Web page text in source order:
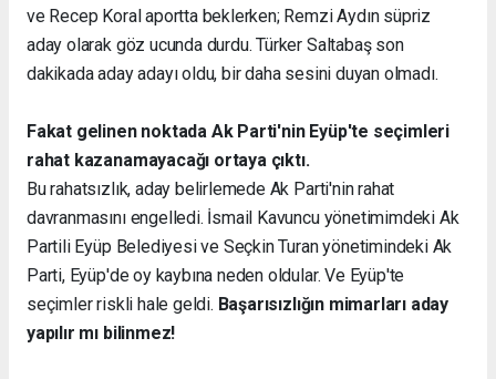
ve Recep Koral aportta beklerken; Remzi Aydın süpriz
aday olarak göz ucunda durdu. Türker Saltabaş son
dakikada aday adayı oldu, bir daha sesini duyan olmadı.
Fakat gelinen noktada Ak Parti'nin Eyüp'te seçimleri
rahat kazanamayacağı ortaya çıktı.
Bu rahatsızlık, aday belirlemede Ak Parti'nin rahat
davranmasını engelledi. İsmail Kavuncu yönetimimdeki Ak
Partili Eyüp Belediyesi ve Seçkin Turan yönetimindeki Ak
Parti, Eyüp'de oy kaybına neden oldular. Ve Eyüp'te
seçimler riskli hale geldi. Başarısızlığın mimarları aday
yapılır mı bilinmez!